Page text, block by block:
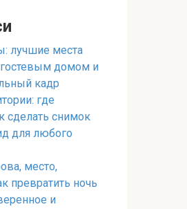
лучшие места
домом и
кадр
где
сделать снимок
для любого
место,
превратить ночь
и